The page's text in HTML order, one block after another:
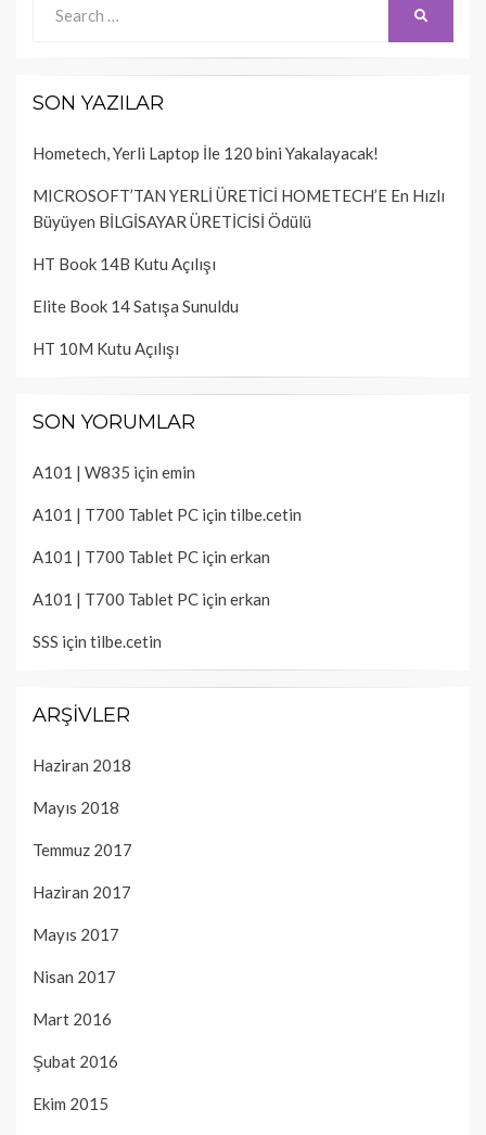
for:
SON YAZILAR
Hometech, Yerli Laptop İle 120 bini Yakalayacak!
MICROSOFT’TAN YERLİ ÜRETİCİ HOMETECH’E En Hızlı
Büyüyen BİLGİSAYAR ÜRETİCİSİ Ödülü
HT Book 14B Kutu Açılışı
Elite Book 14 Satışa Sunuldu
HT 10M Kutu Açılışı
SON YORUMLAR
A101 | W835 için emin
A101 | T700 Tablet PC için tilbe.cetin
A101 | T700 Tablet PC için erkan
A101 | T700 Tablet PC için erkan
SSS için tilbe.cetin
ARŞIVLER
Haziran 2018
Mayıs 2018
Temmuz 2017
Haziran 2017
Mayıs 2017
Nisan 2017
Mart 2016
Şubat 2016
Ekim 2015